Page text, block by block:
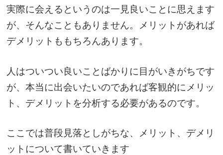
実際に会えるというのは一見良いことに思えます
が、そんなこともありません。メリットがあれば
デメリットももちろんあります。
人はついつい良いことばかりに目がいきがちです
が、本当に出会いたいのであれば客観的にメリッ
ト、デメリットを分析する必要があるのです。
ここでは普段見落としがちな、メリット、デメリ
ットについて書いていきます